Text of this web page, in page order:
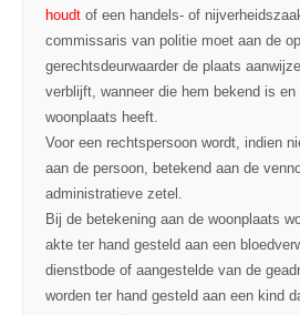
houdt of een handels- of
commissaris van politie moet aan de
gerechtsdeurwaarder de plaats
verblijft, wanneer die hem bekend is
woonplaats heeft.
Voor een rechtspersoon wordt, indien
aan de persoon, betekend aan de
administratieve zetel.
Bij de betekening aan de woonplaats
akte ter hand gesteld aan een
dienstbode of aangestelde van de
worden ter hand gesteld aan een kind